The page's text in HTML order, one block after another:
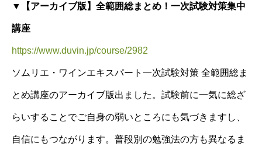
▼【アーカイブ版】全範囲総まとめ！一次試験対策集中
講座
https://www.duvin.jp/course/2982
ソムリエ・ワインエキスパート一次試験対策 全範囲総ま
とめ講座のアーカイブ版出ました。試験前に一気に総ざ
らいすることでご自身の弱いところにも気づきますし、
自信にもつながります。普段別の勉強法の方も異なるま